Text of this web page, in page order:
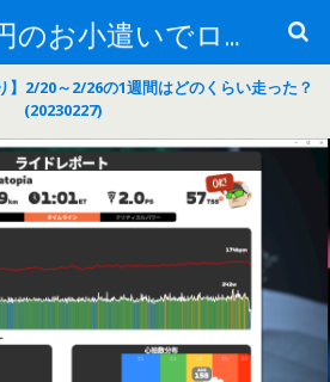
月30,000円のお小遣いでロードバイク
2/20～2/26の1週間はどのくらい走った？
(20230227)